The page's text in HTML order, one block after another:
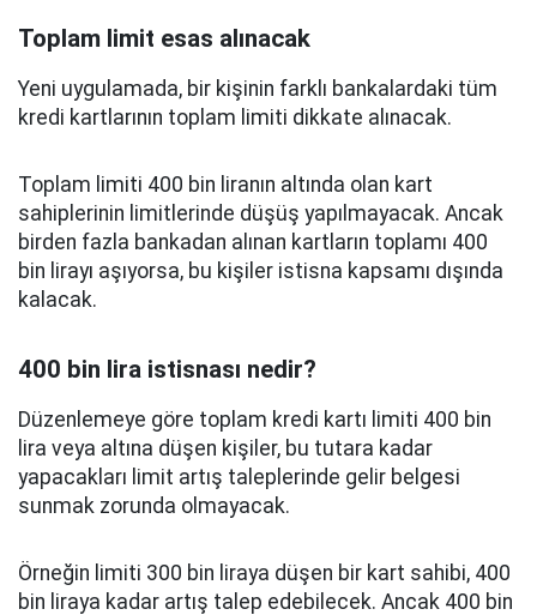
Toplam limit esas alınacak
Yeni uygulamada, bir kişinin farklı bankalardaki tüm
kredi kartlarının toplam limiti dikkate alınacak.
Toplam limiti 400 bin liranın altında olan kart
sahiplerinin limitlerinde düşüş yapılmayacak. Ancak
birden fazla bankadan alınan kartların toplamı 400
bin lirayı aşıyorsa, bu kişiler istisna kapsamı dışında
kalacak.
400 bin lira istisnası nedir?
Düzenlemeye göre toplam kredi kartı limiti 400 bin
lira veya altına düşen kişiler, bu tutara kadar
yapacakları limit artış taleplerinde gelir belgesi
sunmak zorunda olmayacak.
Örneğin limiti 300 bin liraya düşen bir kart sahibi, 400
bin liraya kadar artış talep edebilecek. Ancak 400 bin